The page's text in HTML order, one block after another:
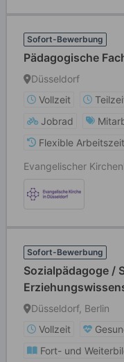
Sofort-Bewerbung
Pädagogische
Düsseldorf
Vollzeit
Jobrad
Flexible
Evangelischer
Sofort-Bewerbung
Sozialpädagoge /
Düsseldorf, Berlin
Vollzeit
Fort- und